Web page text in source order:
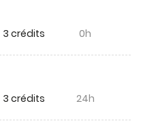
3 crédits 0h
3 crédits 24h